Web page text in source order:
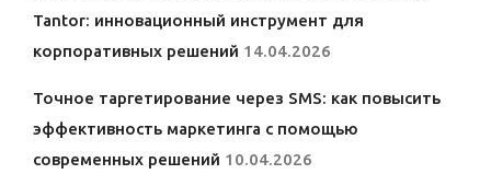
Tantor: инновационный инструмент для
корпоративных решений 14.04.2026
Точное таргетирование через SMS: как повысить
эффективность маркетинга с помощью
современных решений 10.04.2026